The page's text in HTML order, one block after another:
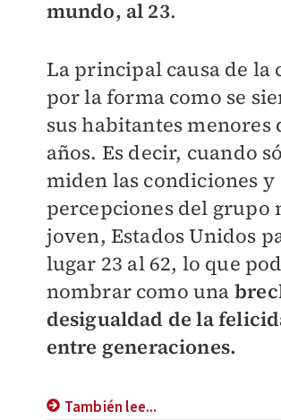
mundo, al 23.
La principal causa de la
por la forma como se
sus habitantes menores
años. Es decir, cuando
miden las condiciones y
percepciones del grupo
joven, Estados Unidos
lugar 23 al 62, lo que
nombrar como una
desigualdad de la
entre generaciones.
También lee...